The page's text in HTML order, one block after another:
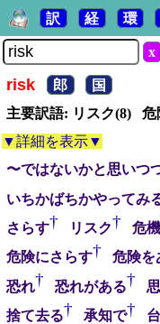
訳 経 環
x
risk 郎
国
主要訳語: リスク(8)
▼詳細を表示▼
〜ではないかと思いつ
いちかばちかやってみ
さらす† リスク† 危機
危険にさらす† 危険を
恐れ† 恐れがある†
捨て去る† 承知で†